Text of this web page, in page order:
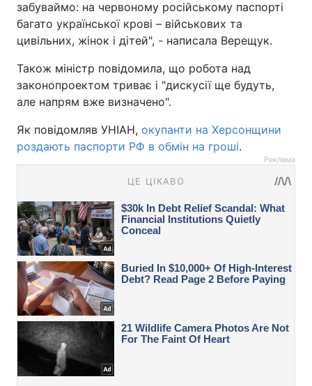
забуваймо: на червоному російському паспорті
багато української крові – військових та
цивільних, жінок і дітей", - написала Верещук.
Також міністр повідомила, що робота над
законопроектом триває і "дискусії ще будуть,
але напрям вже визначено".
Як повідомляв УНІАН, окупанти на Херсонщини
роздають паспорти РФ в обмін на гроші.
Реклама